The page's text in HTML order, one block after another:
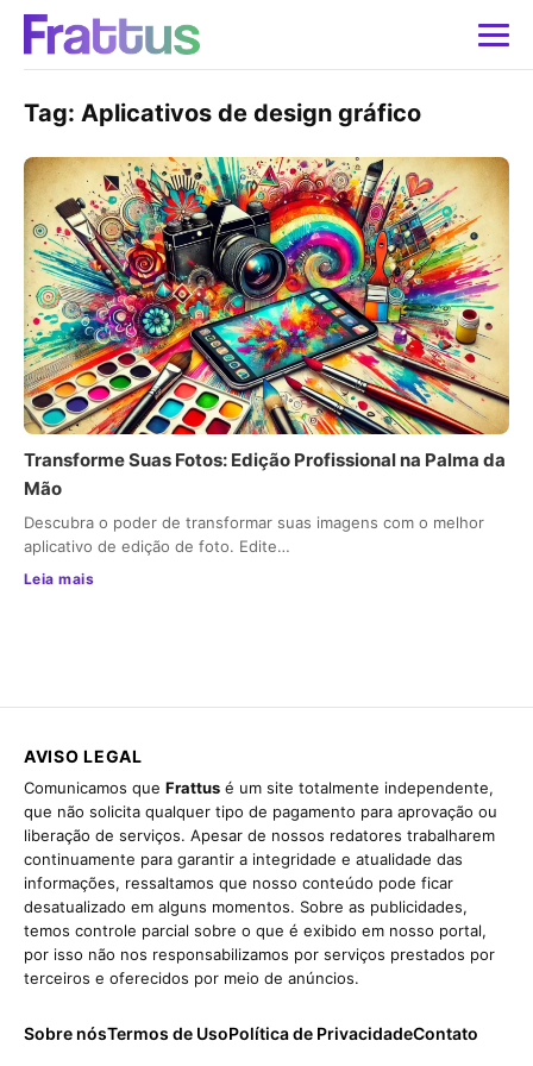
Tag: Aplicativos de design gráfico
Transforme Suas Fotos: Edição Profissional na Palma da
Mão
Descubra o poder de transformar suas imagens com o melhor
aplicativo de edição de foto. Edite…
Leia mais
AVISO LEGAL
Comunicamos que Frattus é um site totalmente independente,
que não solicita qualquer tipo de pagamento para aprovação ou
liberação de serviços. Apesar de nossos redatores trabalharem
continuamente para garantir a integridade e atualidade das
informações, ressaltamos que nosso conteúdo pode ficar
desatualizado em alguns momentos. Sobre as publicidades,
temos controle parcial sobre o que é exibido em nosso portal,
por isso não nos responsabilizamos por serviços prestados por
terceiros e oferecidos por meio de anúncios.
Sobre nósTermos de UsoPolítica de PrivacidadeContato